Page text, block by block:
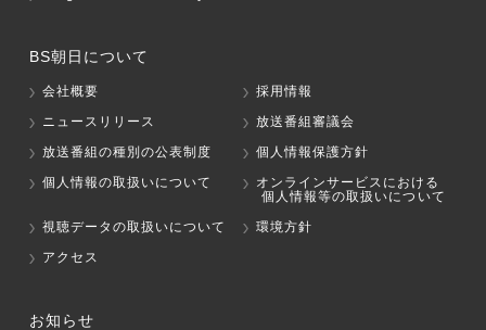
BS朝日について
会社概要
採用情報
ニュースリリース
放送番組審議会
放送番組の種別の公表制度
個人情報保護方針
個人情報の取扱いについて
オンラインサービスにおける
個人情報等の取扱いについて
視聴データの取扱いについて
環境方針
アクセス
お知らせ